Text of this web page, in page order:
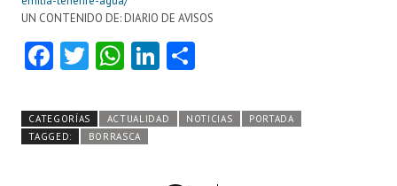
UN CONTENIDO DE: DIARIO DE AVISOS
Fa
b
o
T
itt
er
W
ts
A
Li
e m
CATEGORÍAS ACTUALIDAD NOTICIAS
PORTADA
TAGGED:
BORRASCA